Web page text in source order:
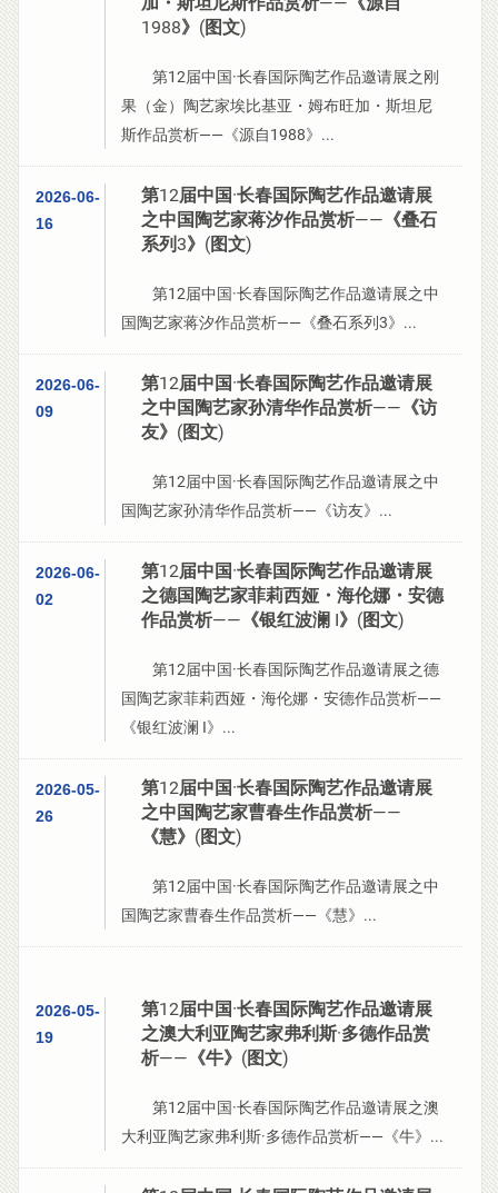
1988》(图文)
第12届中国·长春国际陶艺作品邀请展之刚
果（金）陶艺家埃比基亚・姆布旺加・斯坦尼
斯作品赏析——《源自1988》...
2026-06-
16
第12届中国·长春国际陶艺作品邀请展
之中国陶艺家蒋汐作品赏析——《叠石
系列3》(图文)
第12届中国·长春国际陶艺作品邀请展之中
国陶艺家蒋汐作品赏析——《叠石系列3》...
2026-06-
09
第12届中国·长春国际陶艺作品邀请展
之中国陶艺家孙清华作品赏析——《访
友》(图文)
第12届中国·长春国际陶艺作品邀请展之中
国陶艺家孙清华作品赏析——《访友》...
2026-06-
02
第12届中国·长春国际陶艺作品邀请展
之德国陶艺家菲莉西娅・海伦娜・安德
作品赏析——《银红波澜 I》(图文)
第12届中国·长春国际陶艺作品邀请展之德
国陶艺家菲莉西娅・海伦娜・安德作品赏析——
《银红波澜 I》...
2026-05-
26
第12届中国·长春国际陶艺作品邀请展
之中国陶艺家曹春生作品赏析——
《慧》(图文)
第12届中国·长春国际陶艺作品邀请展之中
国陶艺家曹春生作品赏析——《慧》...
2026-05-
19
第12届中国·长春国际陶艺作品邀请展
之澳大利亚陶艺家弗利斯·多德作品赏
析——《牛》(图文)
第12届中国·长春国际陶艺作品邀请展之澳
大利亚陶艺家弗利斯·多德作品赏析——《牛》...